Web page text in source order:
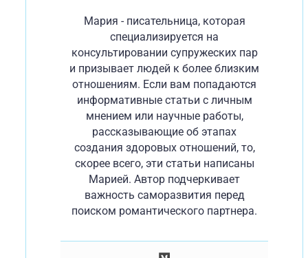
Мария - писательница, которая
специализируется на
консультировании супружеских пар
и призывает людей к более близким
отношениям. Если вам попадаются
информативные статьи с личным
мнением или научные работы,
рассказывающие об этапах
создания здоровых отношений, то,
скорее всего, эти статьи написаны
Марией. Автор подчеркивает
важность саморазвития перед
поиском романтического партнера.